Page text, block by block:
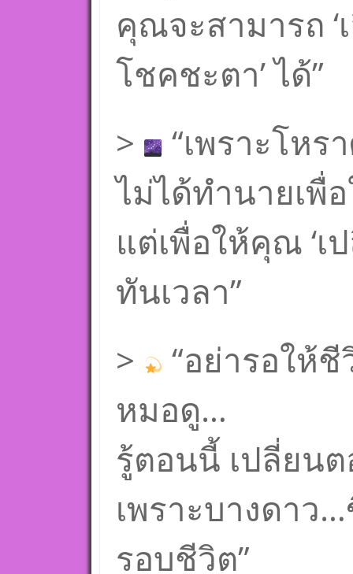
คุณจะสามารถ ‘
โชคชะตา’ ได้”
>
“เพราะโห
ไม่ได้ทำนายเพื่
แต่เพื่อให้คุณ ‘เ
ทันเวลา”
>
“อย่ารอให้
หมอดู…
รู้ตอนนี้ เปลี่ยน
เพราะบางดาว
รอบชีวิต”